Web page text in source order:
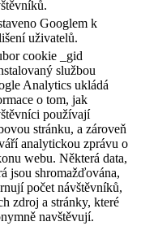
Googlem k
uživatelů.
cookie _gid
službou
Analytics ukládá
o tom, jak
používají
stránku, a zároveň
analytickou zprávu o
webu. Některá data,
jsou shromažďována,
počet návštěvníků,
zdroj a stránky, které
navštěvují.